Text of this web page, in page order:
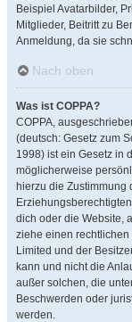
Beispiel Avatarbilder,
Mitglieder, Beitritt zu
Anmeldung, da sie
Nach oben
Was ist COPPA?
COPPA,
(deutsch: Gesetz zum
1998) ist ein Gesetz in
möglicherweise
hierzu die
dich oder die Website,
ziehe einen rechtlichen
Limited und der
kann und nicht die
außer solchen, die
Beschwerden oder
werden.